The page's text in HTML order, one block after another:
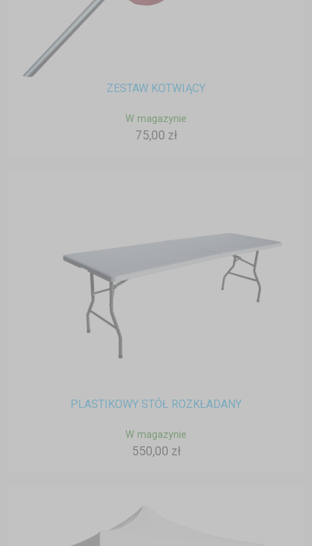
ZESTAW KOTWIĄCY
W magazynie
75,00 zł
PLASTIKOWY STÓŁ ROZKŁADANY
W magazynie
550,00 zł